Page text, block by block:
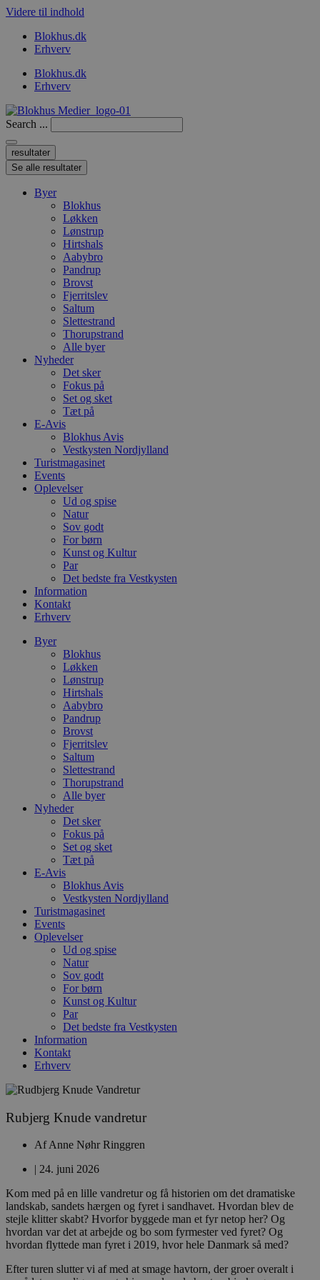
Videre til indhold
Blokhus.dk
Erhverv
Blokhus.dk
Erhverv
Search ...
resultater
Se alle resultater
Byer
Blokhus
Løkken
Lønstrup
Hirtshals
Aabybro
Pandrup
Brovst
Fjerritslev
Saltum
Slettestrand
Thorupstrand
Alle byer
Nyheder
Det sker
Fokus på
Set og sket
Tæt på
E-Avis
Blokhus Avis
Vestkysten Nordjylland
Turistmagasinet
Events
Oplevelser
Ud og spise
Natur
Sov godt
For børn
Kunst og Kultur
Par
Det bedste fra Vestkysten
Information
Kontakt
Erhverv
Byer
Blokhus
Løkken
Lønstrup
Hirtshals
Aabybro
Pandrup
Brovst
Fjerritslev
Saltum
Slettestrand
Thorupstrand
Alle byer
Nyheder
Det sker
Fokus på
Set og sket
Tæt på
E-Avis
Blokhus Avis
Vestkysten Nordjylland
Turistmagasinet
Events
Oplevelser
Ud og spise
Natur
Sov godt
For børn
Kunst og Kultur
Par
Det bedste fra Vestkysten
Information
Kontakt
Erhverv
Rubjerg Knude vandretur
AfAnne Nøhr Ringgren
| 24. juni 2026
Kom med på en lille vandretur og få historien om det dramatiske
landskab, sandets hærgen og fyret i sandhavet. Hvordan blev de
stejle klitter skabt? Hvorfor byggede man et fyr netop her? Og
hvordan var det at arbejde og bo som fyrmester ved fyret? Og
hvordan flyttede man fyret i 2019, hvor hele Danmark så med?
Efter turen slutter vi af med at smage havtorn, der groer overalt i